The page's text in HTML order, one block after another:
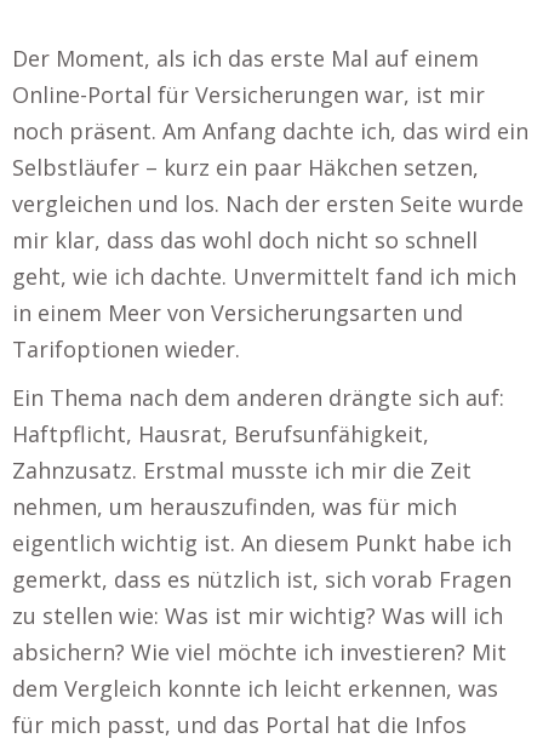
Der Moment, als ich das erste Mal auf einem
Online-Portal für Versicherungen war, ist mir
noch präsent. Am Anfang dachte ich, das wird ein
Selbstläufer – kurz ein paar Häkchen setzen,
vergleichen und los. Nach der ersten Seite wurde
mir klar, dass das wohl doch nicht so schnell
geht, wie ich dachte. Unvermittelt fand ich mich
in einem Meer von Versicherungsarten und
Tarifoptionen wieder.
Ein Thema nach dem anderen drängte sich auf:
Haftpflicht, Hausrat, Berufsunfähigkeit,
Zahnzusatz. Erstmal musste ich mir die Zeit
nehmen, um herauszufinden, was für mich
eigentlich wichtig ist. An diesem Punkt habe ich
gemerkt, dass es nützlich ist, sich vorab Fragen
zu stellen wie: Was ist mir wichtig? Was will ich
absichern? Wie viel möchte ich investieren? Mit
dem Vergleich konnte ich leicht erkennen, was
für mich passt, und das Portal hat die Infos